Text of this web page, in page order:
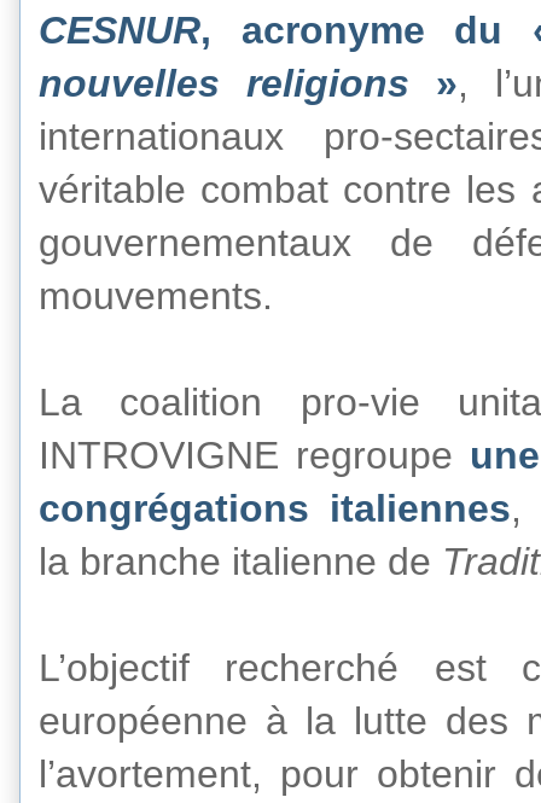
CESNUR, acronyme
nouvelles religions »,
internationaux pro-
véritable combat contre les
gouvernementaux de
mouvements.
La coalition
pro-vie
INTROVIGNE regroupe
congrégations italiennes,
la branche italienne de
L’objectif recherché est
européenne à la lutte des
l’avortement, pour obtenir